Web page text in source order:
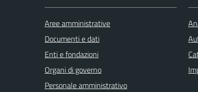
Aree amministrative
Documenti e dati
Enti e fondazioni
Organi di governo
Personale amministrativo